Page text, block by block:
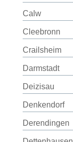
Calw
Cleebronn
Crailsheim
Darmstadt
Deizisau
Denkendorf
Derendingen